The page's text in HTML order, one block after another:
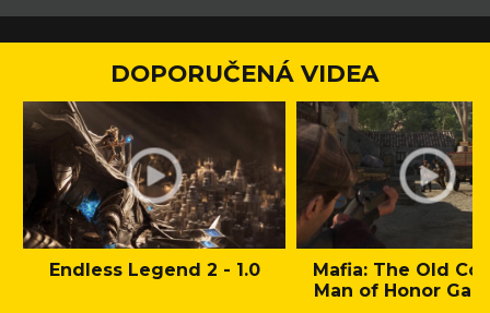
DOPORUČENÁ VIDEA
Endless Legend 2 - 1.0
Mafia: The Old
Man of Honor